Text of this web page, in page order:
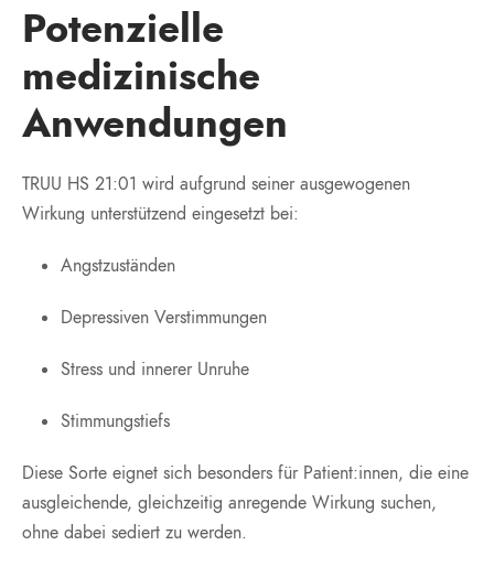
Potenzielle
medizinische
Anwendungen
TRUU HS 21:01 wird aufgrund seiner ausgewogenen
Wirkung unterstützend eingesetzt bei:
Angstzuständen
Depressiven Verstimmungen
Stress und innerer Unruhe
Stimmungstiefs
Diese Sorte eignet sich besonders für Patient:innen, die eine
ausgleichende, gleichzeitig anregende Wirkung suchen,
ohne dabei sediert zu werden.